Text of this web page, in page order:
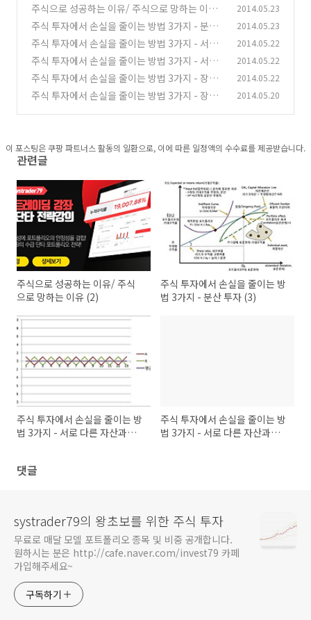
주식으로 성공하는 이유/ 주식으로 망하는 이유
(2)
(3)
2014.05.23
주식 투자에서 손실을 줄이는 방법 3가지 - 분산
투자 (3) (6)
2014.05.23
주식 투자에서 손실을 줄이는 방법 3가지 - 서로
다른 자산과의 혼합 (5) (6)
2014.05.22
주식 투자에서 손실을 줄이는 방법 3가지 - 서로
다른 자산과의 혼합 (6) (4)
2014.05.22
주식 투자에서 손실을 줄이는 방법 3가지 - 장세
에 따른 주식 비중의 조절 (추세추종) (7)
(8)
2014.05.22
주식 투자에서 손실을 줄이는 방법 3가지 - 장세
2014.05.20
이 포스팅은 쿠팡 파트너스 활동의 일환으로, 이에 따른 일정액의 수수료를 제공받습니다.
관련글
주식으로 성공하는 이유/ 주식
으로 망하는 이유 (2)
주식 투자에서 손실을 줄이는 방
법 3가지 - 분산 투자 (3)
주식 투자에서 손실을 줄이는 방
법 3가지 - 서로 다른 자산과의
주식 투자에서 손실을 줄이는 방
법 3가지 - 서로 다른 자산과의
댓글
systrader79의 왕초보를 위한 주식 투자
무료로 매달 모델 포트폴리오 종목 및 비중 공개합니다.
원하시는 분은 http://cafe.naver.com/invest79 카페
가입해주세요~
구독하기